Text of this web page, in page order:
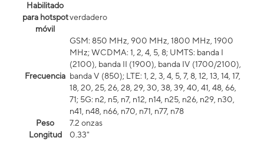
Habilitado
para hotspot
móvil
verdadero
Frecuencia
GSM: 850 MHz, 900 MHz, 1800 MHz, 1900
MHz; WCDMA: 1, 2, 4, 5, 8; UMTS: banda I
(2100), banda II (1900), banda IV (1700/2100),
banda V (850); LTE: 1, 2, 3, 4, 5, 7, 8, 12, 13, 14, 17,
18, 20, 25, 26, 28, 29, 30, 38, 39, 40, 41, 48, 66,
71; 5G: n2, n5, n7, n12, n14, n25, n26, n29, n30,
n41, n48, n66, n70, n71, n77, n78
Peso
7.2 onzas
Longitud
0.33"